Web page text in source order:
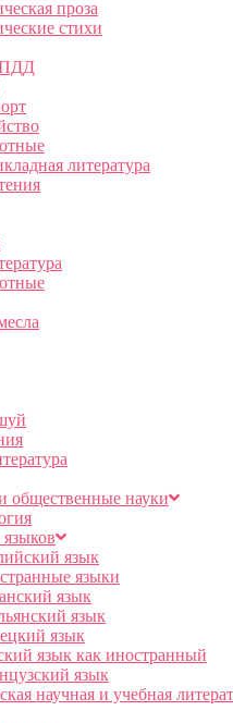
проза
стихи
ПДД
литература
общественные науки
язык
языки
язык
язык
язык
язык как иностранный
язык
научная и учебная